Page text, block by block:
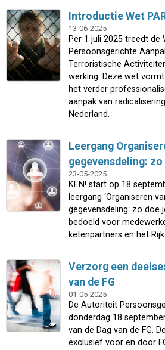
Introductie Wet
13-06-2025
Per 1 juli 2025 treedt de
Persoonsgerichte
Terroristische
werking. Deze wet
het verder
aanpak van
Nederland.
Leergang
gegevensdeling: zo
23-05-2025
KEN! start op 18
leergang ‘Organiseren
gegevensdeling: zo doe
bedoeld voor
ketenpartners en het Rijk.
Verzorg een
van de FG
01-05-2025
De Autoriteit
donderdag 18
van de Dag van de FG.
exclusief voor en door